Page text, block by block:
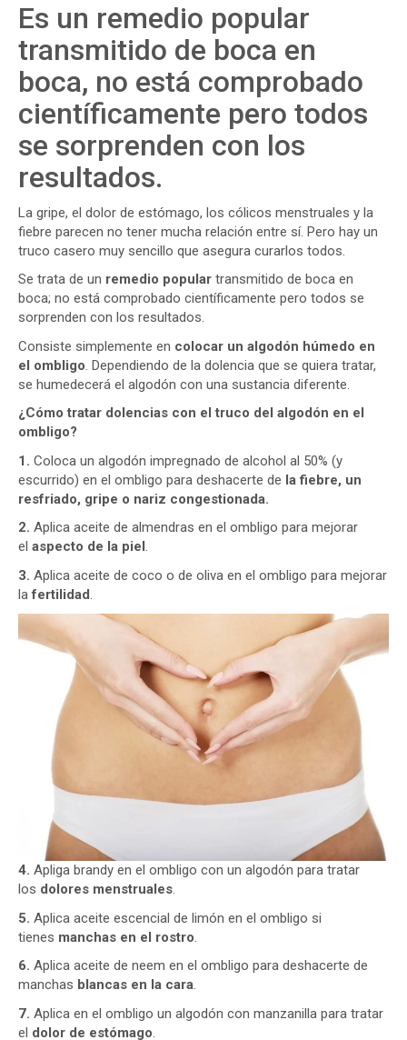
Es un remedio popular
transmitido de boca en
boca, no está comprobado
científicamente pero todos
se sorprenden con los
resultados.
La gripe, el dolor de estómago, los cólicos menstruales y la
fiebre parecen no tener mucha relación entre sí. Pero hay un
truco casero muy sencillo que asegura curarlos todos.
Se trata de un remedio popular transmitido de boca en
boca; no está comprobado científicamente pero todos se
sorprenden con los resultados.
Consiste simplemente en colocar un algodón húmedo en
el ombligo . Dependiendo de la dolencia que se quiera tratar,
se humedecerá el algodón con una sustancia diferente.
¿Cómo tratar dolencias con el truco del algodón en el
ombligo?
1. Coloca un algodón impregnado de alcohol al 50% (y
escurrido) en el ombligo para deshacerte de la fiebre, un
resfriado, gripe o nariz congestionada.
2. Aplica aceite de almendras en el ombligo para mejorar
el aspecto de la piel.
3. Aplica aceite de coco o de oliva en el ombligo para mejorar
lafertilidad
4. Apliga brandy en el ombligo con un algodón para tratar
los dolores menstruales.
5. Aplica aceite escencial de limón en el ombligo si
tienes manchas en el rostro.
6. Aplica aceite de neem en el ombligo para deshacerte de
manchas blancas en la cara.
7. Aplica en el ombligo un algodón con manzanilla para tratar
el dolor de estómago.